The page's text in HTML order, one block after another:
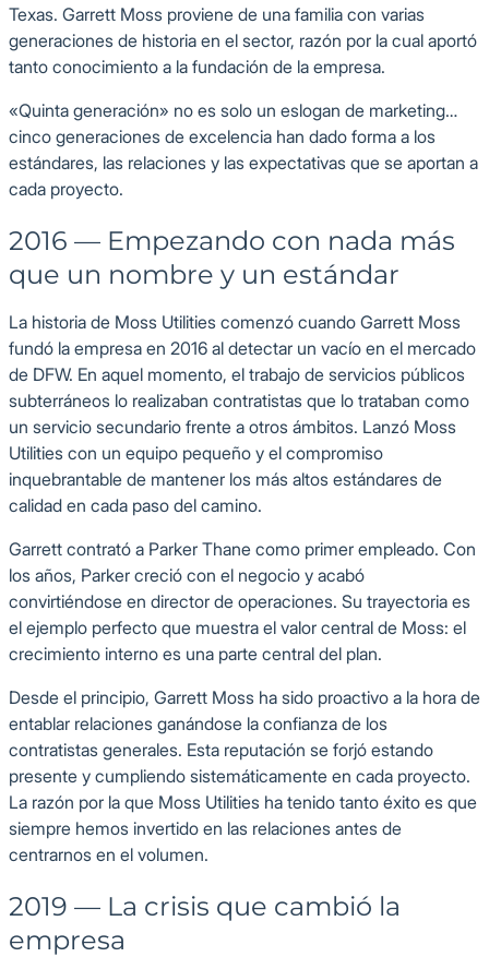
Texas. Garrett Moss proviene de una familia con varias
generaciones de historia en el sector, razón por la cual aportó
tanto conocimiento a la fundación de la empresa.
«Quinta generación» no es solo un eslogan de marketing…
cinco generaciones de excelencia han dado forma a los
estándares, las relaciones y las expectativas que se aportan a
cada proyecto.
2016 — Empezando con nada más
que un nombre y un estándar
La historia de Moss Utilities comenzó cuando Garrett Moss
fundó la empresa en 2016 al detectar un vacío en el mercado
de DFW. En aquel momento, el trabajo de servicios públicos
subterráneos lo realizaban contratistas que lo trataban como
un servicio secundario frente a otros ámbitos. Lanzó Moss
Utilities con un equipo pequeño y el compromiso
inquebrantable de mantener los más altos estándares de
calidad en cada paso del camino.
Garrett contrató a Parker Thane como primer empleado. Con
los años, Parker creció con el negocio y acabó
convirtiéndose en director de operaciones. Su trayectoria es
el ejemplo perfecto que muestra el valor central de Moss: el
crecimiento interno es una parte central del plan.
Desde el principio, Garrett Moss ha sido proactivo a la hora de
entablar relaciones ganándose la confianza de los
contratistas generales. Esta reputación se forjó estando
presente y cumpliendo sistemáticamente en cada proyecto.
La razón por la que Moss Utilities ha tenido tanto éxito es que
siempre hemos invertido en las relaciones antes de
centrarnos en el volumen.
2019 — La crisis que cambió la
empresa